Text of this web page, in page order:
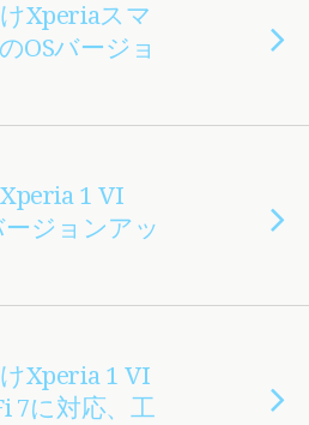
Xperiaスマ
OSバージョ
1 VI
ージョンアッ
Xperia 1 VI
7に対応、工